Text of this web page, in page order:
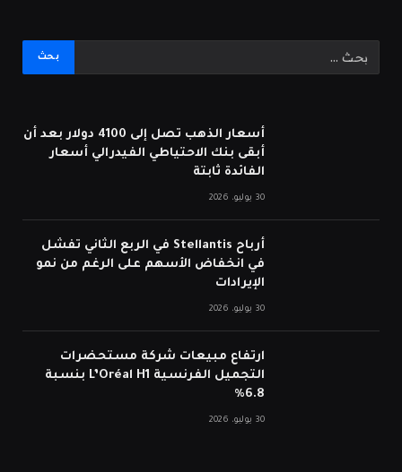
أسعار الذهب تصل إلى 4100 دولار بعد أن
أبقى بنك الاحتياطي الفيدرالي أسعار
الفائدة ثابتة
30 يوليو، 2026
أرباح Stellantis في الربع الثاني تفشل
في انخفاض الأسهم على الرغم من نمو
الإيرادات
30 يوليو، 2026
ارتفاع مبيعات شركة مستحضرات
التجميل الفرنسية L’Oréal H1 بنسبة
6.8%
30 يوليو، 2026